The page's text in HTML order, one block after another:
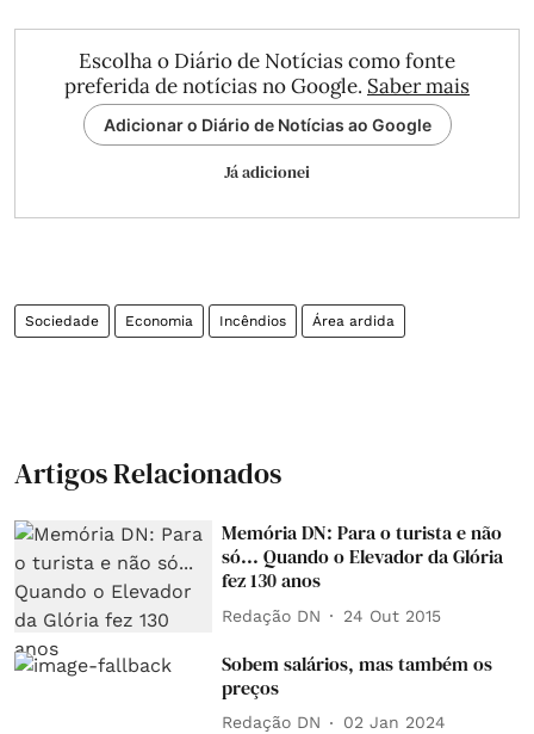
Escolha o Diário de Notícias como fonte
preferida de notícias no Google. Saber mais
Adicionar o Diário de Notícias ao Google
Já adicionei
Sociedade Economia Incêndios Área ardida
Artigos Relacionados
Memória DN: Para o turista e não
só... Quando o Elevador da Glória
fez 130 anos
Redação DN 24 Out 2015
Sobem salários, mas também os
preços
Redação DN 02 Jan 2024